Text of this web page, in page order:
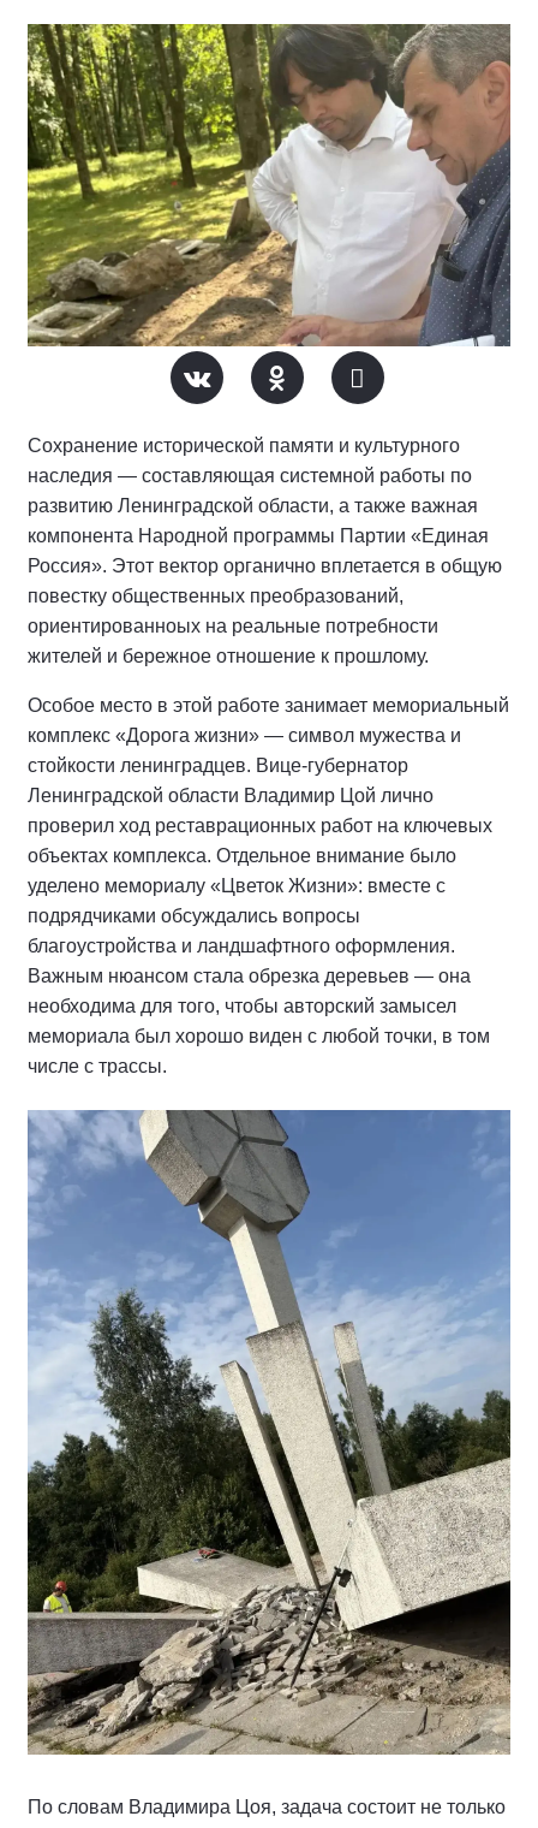
Сохранение исторической памяти и культурного
наследия — составляющая системной работы по
развитию Ленинградской области, а также важная
компонента Народной программы Партии «Единая
Россия». Этот вектор органично вплетается в общую
повестку общественных преобразований,
ориентированноых на реальные потребности
жителей и бережное отношение к прошлому.
Особое место в этой работе занимает мемориальный
комплекс «Дорога жизни» — символ мужества и
стойкости ленинградцев. Вице‑губернатор
Ленинградской области Владимир Цой лично
проверил ход реставрационных работ на ключевых
объектах комплекса. Отдельное внимание было
уделено мемориалу «Цветок Жизни»: вместе с
подрядчиками обсуждались вопросы
благоустройства и ландшафтного оформления.
Важным нюансом стала обрезка деревьев — она
необходима для того, чтобы авторский замысел
мемориала был хорошо виден с любой точки, в том
числе с трассы.
По словам Владимира Цоя, задача состоит не только